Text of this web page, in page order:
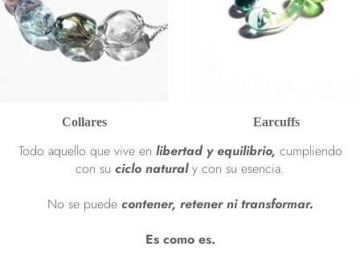
Collares Earcuffs
Todo aquello que vive en libertad y equilibrio, cumpliendo
con su ciclo naturaly con su esencia.
No se puede contener, retener ni transformar.
Es como es.